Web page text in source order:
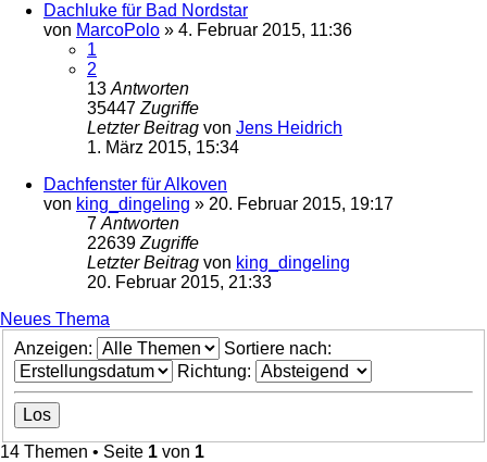
Dachluke für Bad Nordstar
von MarcoPolo » 4. Februar 2015, 11:36
1
2
13 Antworten
35447 Zugriffe
Letzter Beitrag von Jens Heidrich
1. März 2015, 15:34
Dachfenster für Alkoven
von king_dingeling » 20. Februar 2015, 19:17
7 Antworten
22639 Zugriffe
Letzter Beitrag von king_dingeling
20. Februar 2015, 21:33
Neues Thema
Anzeigen:
Sortiere nach:
Richtung:
14 Themen • Seite 1 von 1